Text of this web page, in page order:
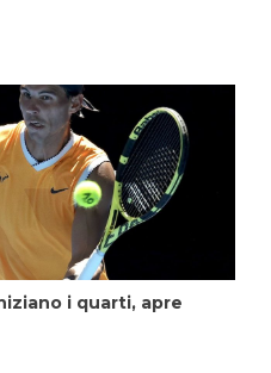
i quarti, apre